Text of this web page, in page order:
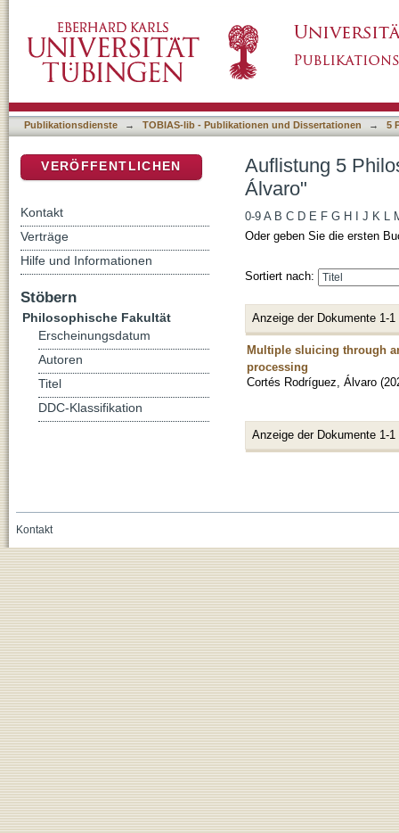
Publikationsdienste → TOBIAS-lib - Publikationen und Dissertationen → 5
Auflistung 5
Álvaro"
0-9 A B C D E F G H J K L
Oder geben Sie die ersten
Sortiert nach:
Anzeige der Dokumente 1-1
Multiple sluicing through
processing
Cortés Rodríguez, Álvaro (
Anzeige der Dokumente 1-1
VERÖFFENTLICHEN
Kontakt
Verträge
Hilfe und Informationen
Stöbern
Philosophische Fakultät
Erscheinungsdatum
Autoren
Titel
DDC-Klassifikation
Kontakt